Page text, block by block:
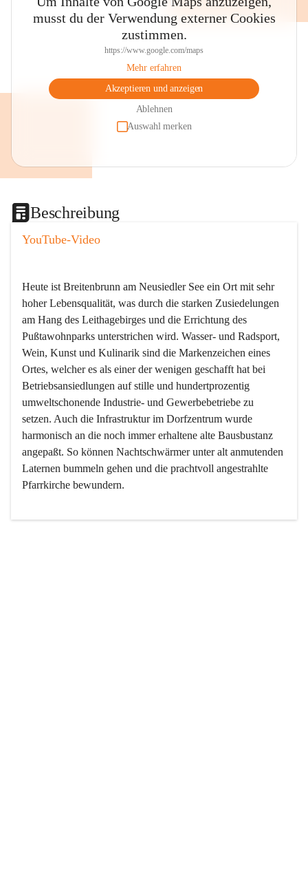
musst du der Verwendung externer Cookies
zustimmen.
https://www.google.com/maps
Mehr erfahren
Akzeptieren und anzeigen
Ablehnen
Auswahl merken
Beschreibung
YouTube-Video
Heute ist Breitenbrunn am Neusiedler See ein Ort mit sehr
hoher Lebensqualität, was durch die starken Zusiedelungen
am Hang des Leithagebirges und die Errichtung des
Pußtawohnparks unterstrichen wird. Wasser- und Radsport,
Wein, Kunst und Kulinarik sind die Markenzeichen eines
Ortes, welcher es als einer der wenigen geschafft hat bei
Betriebsansiedlungen auf stille und hundertprozentig
umweltschonende Industrie- und Gewerbebetriebe zu
setzen. Auch die Infrastruktur im Dorfzentrum wurde
harmonisch an die noch immer erhaltene alte Bausbustanz
angepaßt. So können Nachtschwärmer unter alt anmutenden
Laternen bummeln gehen und die prachtvoll angestrahlte
Pfarrkirche bewundern.
Der Weinbau dominert heute nicht mehr, ist aber integrativer